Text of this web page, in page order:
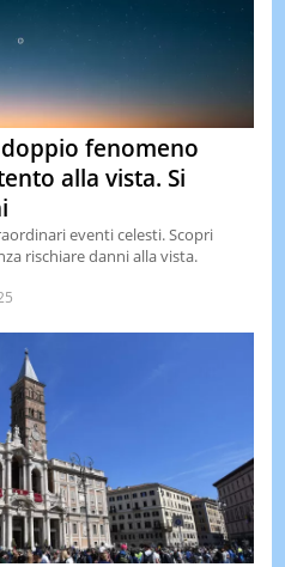
fenomeno
alla vista. Si
eventi celesti. Scopri
rischiare danni alla vista.